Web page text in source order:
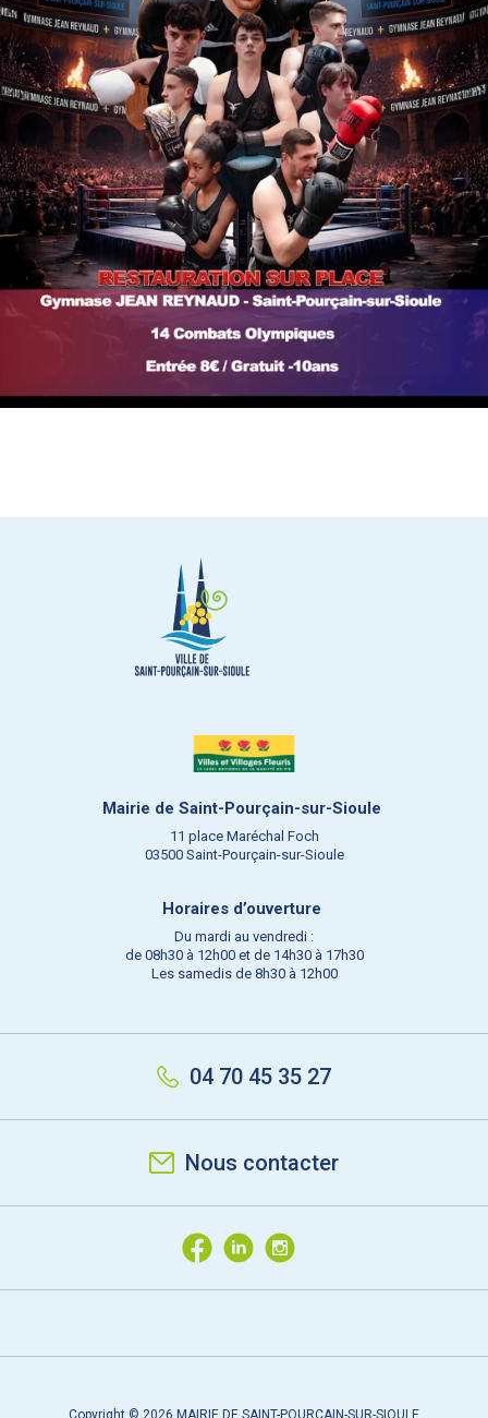
Mairie de Saint-Pourçain-sur-Sioule
11 place Maréchal Foch
03500 Saint-Pourçain-sur-Sioule
Horaires d’ouverture
Du mardi au vendredi :
de 08h30 à 12h00 et de 14h30 à 17h30
Les samedis de 8h30 à 12h00
04 70 45 35 27
Nous contacter